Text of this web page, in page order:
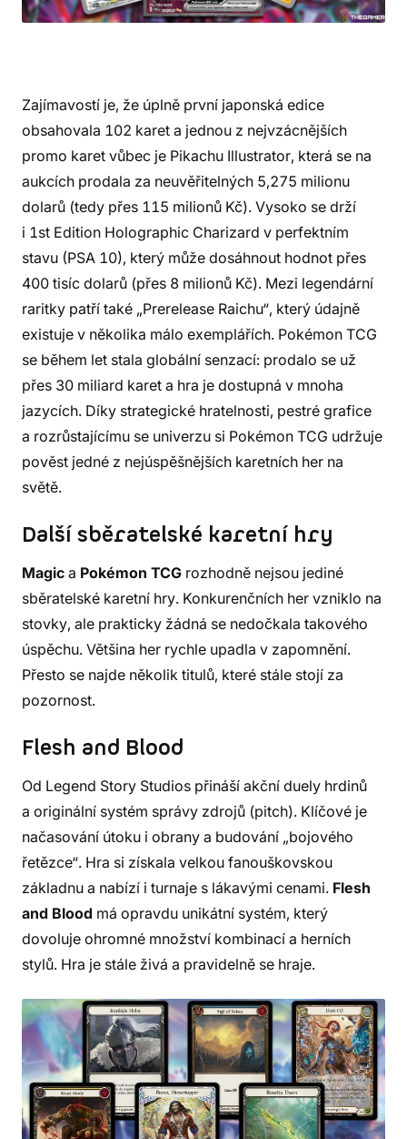
Zajímavostí je, že úplně první japonská edice
obsahovala 102 karet a jednou z nejvzácnějších
promo karet vůbec je Pikachu Illustrator, která se na
aukcích prodala za neuvěřitelných 5,275 milionu
dolarů (tedy přes 115 milionů Kč). Vysoko se drží
i 1st Edition Holographic Charizard v perfektním
stavu (PSA 10), který může dosáhnout hodnot přes
400 tisíc dolarů (přes 8 milionů Kč). Mezi legendární
raritky patří také „Prerelease Raichu“, který údajně
existuje v několika málo exemplářích. Pokémon TCG
se během let stala globální senzací: prodalo se už
přes 30 miliard karet a hra je dostupná v mnoha
jazycích. Díky strategické hratelnosti, pestré grafice
a rozrůstajícímu se univerzu si Pokémon TCG udržuje
pověst jedné z nejúspěšnějších karetních her na
světě.
Další sběratelské karetní hry
Magic a Pokémon TCG rozhodně nejsou jediné
sběratelské karetní hry. Konkurenčních her vzniklo na
stovky, ale prakticky žádná se nedočkala takového
úspěchu. Většina her rychle upadla v zapomnění.
Přesto se najde několik titulů, které stále stojí za
pozornost.
Flesh and Blood
Od Legend Story Studios přináší akční duely hrdinů
a originální systém správy zdrojů (pitch). Klíčové je
načasování útoku i obrany a budování „bojového
řetězce“. Hra si získala velkou fanouškovskou
základnu a nabízí i turnaje s lákavými cenami. Flesh
and Blood má opravdu unikátní systém, který
dovoluje ohromné množství kombinací a herních
stylů. Hra je stále živá a pravidelně se hraje.